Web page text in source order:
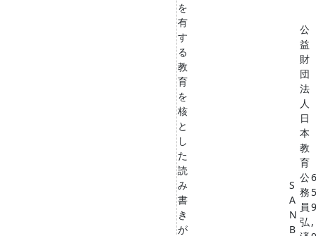
を
有
す
る
教
育
を
核
と
し
た
読
み
書
き
が
S
A
N
B
公
益
財
団
法
人
日
本
教
育
公
務
員
弘
6
5
9
,